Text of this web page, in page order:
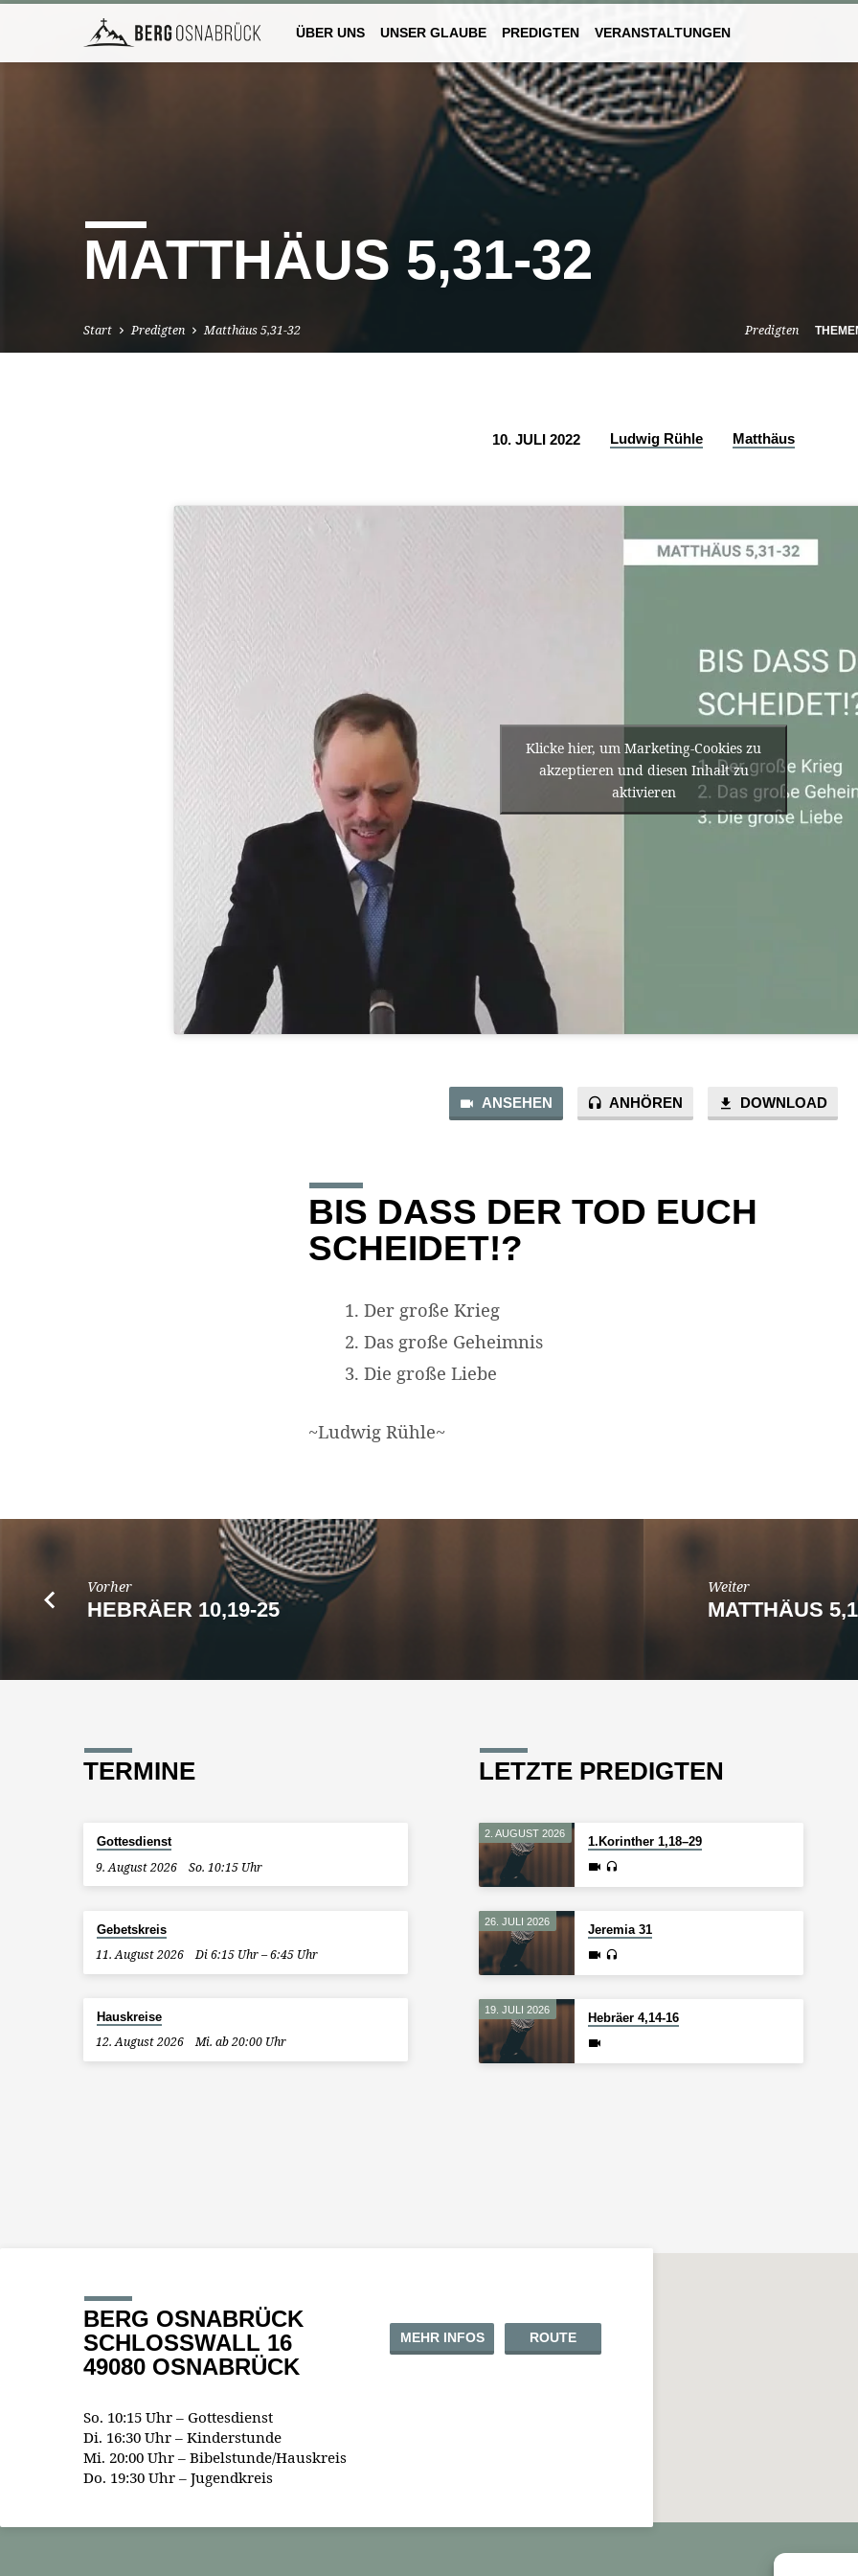
ÜBER UNS UNSER GLAUBE PREDIGTEN VERANSTALTUNGEN
MATTHÄUS 5,31-32
Start Predigten Matthäus 5,31-32 Predigten
5,31-
10. JULI 2022 Ludwig Rühle Matthäus
Klicke hier, um Marketing-Cookies zu
akzeptieren und diesen Inhalt zu
aktivieren
ANSEHEN ANHÖREN DOWNLOAD
BIS DASS DER TOD EUCH
SCHEIDET!?
Der große Krieg
Das große Geheimnis
Die große Liebe
~Ludwig Rühle~
Vorher
HEBRÄER 10,19-25
Weiter
MATTHÄUS
TERMINE
Gottesdienst
9. August 2026 So. 10:15 Uhr
Gebetskreis
11. August 2026 Di 6:15 Uhr – 6:45 Uhr
Hauskreise
12. August 2026 Mi. ab 20:00 Uhr
LETZTE PREDIGTEN
2. AUGUST 2026
1.Korinther 1,18–29
26. JULI 2026
Jeremia 31
19. JULI 2026
Hebräer 4,14-16
BERG OSNABRÜCK
SCHLOSSWALL 16
49080 OSNABRÜCK
MEHR INFOS ROUTE
So. 10:15 Uhr – Gottesdienst
Di. 16:30 Uhr – Kinderstunde
Mi. 20:00 Uhr – Bibelstunde/Hauskreis
Do. 19:30 Uhr – Jugendkreis